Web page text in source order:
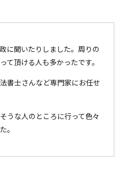
に聞いたりしました。周りの
て頂ける人も多かったです。
書士さんなど専門家にお任せ
うな人のところに行って色々
。